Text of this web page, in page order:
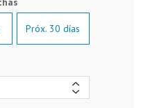
Próx. 30 días